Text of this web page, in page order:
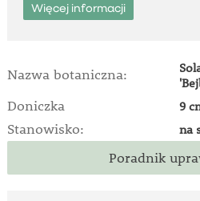
Więcej informacji
Nazwa botaniczna:
Doniczka 9
Stanowisko: na
Poradnik